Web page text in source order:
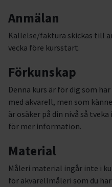
Anmälan
Kallelse/faktura skickas till
vecka före kursstart.
Förkunskap
Denna kurs är för dig som
med akvarell, men som
är osäker på din nivå så
för mer information.
Material
Måleri material ingår inte i
för akvarellmåleri som du